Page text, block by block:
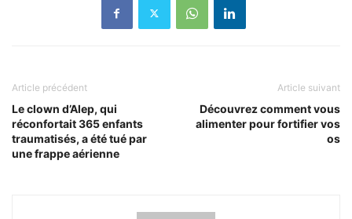
Article précédent
Le clown d’Alep, qui
réconfortait 365 enfants
traumatisés, a été tué par
une frappe aérienne
Article suivant
Découvrez comment vous
alimenter pour fortifier vos
os